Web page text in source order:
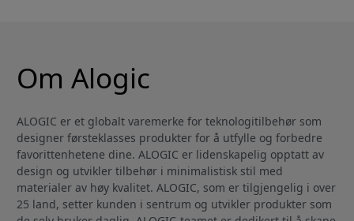
Om Alogic
ALOGIC er et globalt varemerke for teknologitilbehør som
designer førsteklasses produkter for å utfylle og forbedre
favorittenhetene dine. ALOGIC er lidenskapelig opptatt av
design og utvikler tilbehør i minimalistisk stil med
materialer av høy kvalitet. ALOGIC, som er tilgjengelig i over
25 land, setter kunden i sentrum og utvikler produkter som